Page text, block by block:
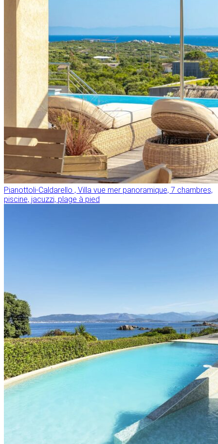
Pianottoli-Caldarello , Villa vue mer panoramique, 7 chambres,
piscine, jacuzzi, plage à pied